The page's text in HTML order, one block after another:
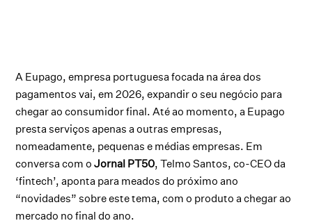
A Eupago, empresa portuguesa focada na área dos
pagamentos vai, em 2026, expandir o seu negócio para
chegar ao consumidor final. Até ao momento, a Eupago
presta serviços apenas a outras empresas,
nomeadamente, pequenas e médias empresas. Em
conversa com oJornal PT50, Telmo Santos, co-CEO da
‘fintech’, aponta para meados do próximo ano
“novidades” sobre este tema, com o produto a chegar ao
mercado no final do ano.